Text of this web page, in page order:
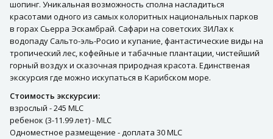
шопинг. Уникальная возможность сполна насладиться
красотами одного из самых колоритных национальных парков
в горах Сьерра Эскамбрай. Сафари на советских ЗИЛах к
водопаду Сальто-эль-Росио и купание, фантастические виды на
тропический лес, кофейные и табачные плантации, чистейший
горный воздух и сказочная природная красота. Единственая
экскурсия где можно искупаться в Карибском море.
Стоимость экскурсии:
взрослый - 245 MLC
ребенок (3-11.99 лет) - MLC
Одноместное размещение - доплата 30 MLC